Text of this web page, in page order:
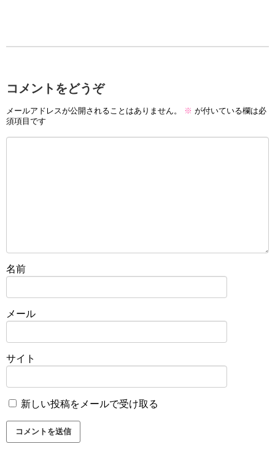
コメントをどうぞ
メールアドレスが公開されることはありません。 ※ が付いている欄は必
須項目です
名前
メール
サイト
新しい投稿をメールで受け取る